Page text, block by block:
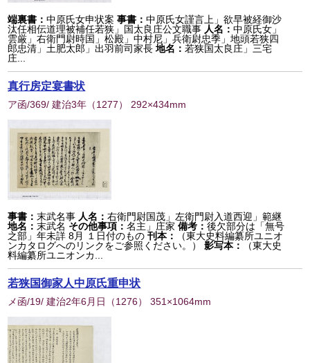
端裏書：中原氏女申状案 事書：中原氏女謹言上」欲早被経御沙
汰任相伝道理被補任若狭」国太良庄公文職事 人名：中原氏女」
雲厳」右衛門尉時国」松殿」中村尼」兵衛尉忠季」地頭若狭四
郎忠清」土肥太郎」出羽前司家長 地名：若狭国太良庄」三宅
庄...
真行房定宴書状
ア函/369/ 建治3年 （1277） 292×434mm
事書：末武名事 人名：右衛門尉国茂」左衛門尉入道西迎」範継
地名：末武名 その他事項：名主」庄家備考：後欠部分は「無号
之部」年未詳 8月 １日付のもの 刊本：
（東大史料編纂所ユニオ
ンカタログへのリンクをご参照ください。）
影写本：
（東大史
料編纂所ユニオンカ...
若狭国御家人中原氏重申状
メ函/19/ 建治2年6月日 （1276） 351×1064mm